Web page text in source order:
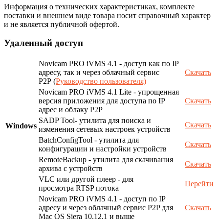
Информация о технических характеристиках, комплекте
поставки и внешнем виде товара носит справочный характер
и не является публичной офертой.
Удаленный доступ
Windows
Novicam PRO iVMS 4.1 - доступ как по IP
адресу, так и через облачный сервис
P2P (Руководство пользователя)
Скачать
Novicam PRO iVMS 4.1 Lite - упрощенная
версия приложения для доступа по IP
адрес и облаку P2P
Скачать
SADP Tool- утилита для поиска и
изменения сетевых настроек устройств
Скачать
BatchConfigTool - утилита для
конфигурации и настройки устройств
Скачать
RemoteBackup - утилита для скачивания
архива с устройств
Скачать
VLC или другой плеер - для
просмотра RTSP потока
Перейти
Novicam PRO iVMS 4.1 - доступ по IP
адресу и через облачный сервис P2P для
Mac OS Siera 10.12.1 и выше
Скачать